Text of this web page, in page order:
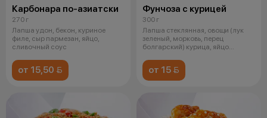
Карбонара по-азиатски
270 г
Лапша удон, бекон, куриное
филе, сыр пармезан, яйцо,
сливочный соус
от 15,50 
Фунчоза с курицей
300 г
Лапша стеклянная, овощи (лук
зеленый, морковь, перец
болгарский) курица, яйцо
от 15 